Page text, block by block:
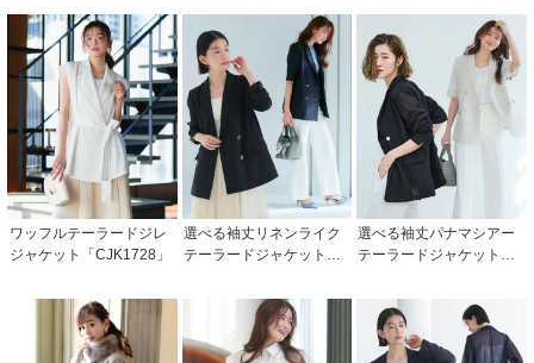
ワッフルテーラードジレ
ジャケット「CJK1728」
選べる袖丈リネンライク
テーラードジャケット
選べる袖丈パナマシアー
テーラードジャケット